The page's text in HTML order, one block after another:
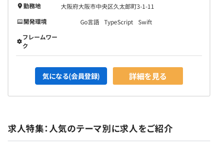
勤務地
大阪府大阪市中央区久太郎町3-1-11
開発環境
Go言語 TypeScript
Swift
フレームワー
ク
気になる(会員登録) 詳細を見る
求人特集：人気のテーマ別に求人をご紹介